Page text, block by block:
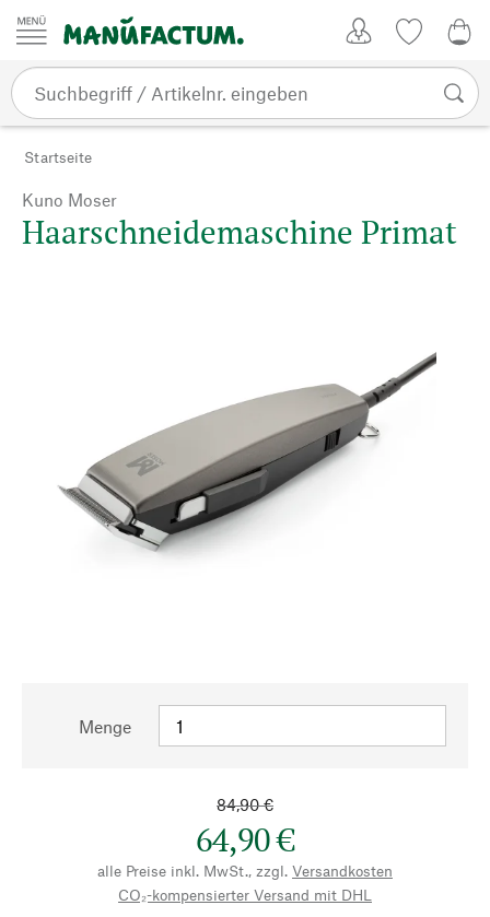
Zum Inhalt springen
Startseite
Kuno Moser
Haarschneidemaschine Primat
Menge
84,90 €
64,90 €
alle Preise inkl. MwSt., zzgl. Versandkosten
CO₂-kompensierter Versand mit DHL